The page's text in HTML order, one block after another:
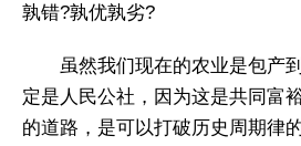
孰错?孰优孰劣?
虽然我们现在的农业是包产
定是人民公社，因为这是共同富
的道路，是可以打破历史周期律